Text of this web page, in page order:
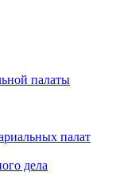
палаты
палат
дела